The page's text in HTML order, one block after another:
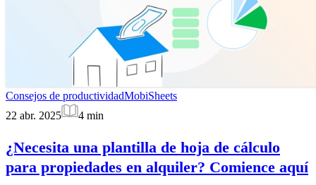
Consejos de productividadMobiSheets
22 abr. 2025
4 min
¿Necesita una plantilla de hoja de cálculo
para propiedades en alquiler? Comience aquí